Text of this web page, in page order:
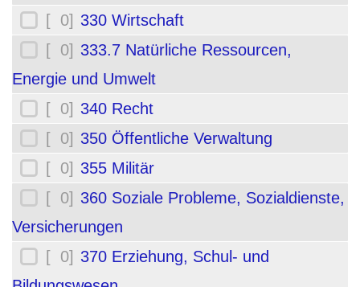
[ 0] 330 Wirtschaft
[ 0] 333.7 Natürliche Ressourcen,
Energie und Umwelt
[ 0] 340 Recht
[ 0] 350 Öffentliche Verwaltung
[ 0] 355 Militär
[ 0] 360 Soziale Probleme, Sozialdienste,
Versicherungen
[ 0] 370 Erziehung, Schul- und